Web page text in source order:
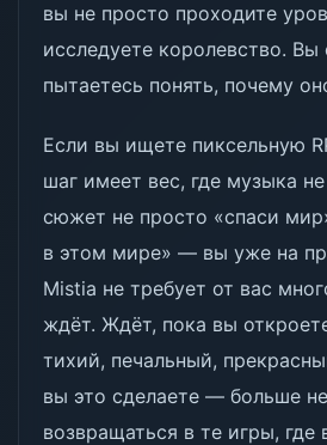
вы не просто проходите
исследуете королевство.
пытаетесь понять, почему
Если вы ищете пиксельную
шаг имеет вес, где музыка
сюжет не просто «спаси
в этом мире» — вы уже на
Mistia не требует от вас
ждёт. Ждёт, пока вы
тихий, печальный,
вы это сделаете — больше
возвращаться в те игры, где